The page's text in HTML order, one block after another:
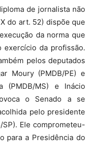
de jornalista não
do art. 52) dispõe que
da norma que
exercício da profissão.
pelos deputados
Moury (PMDB/PE) e
(PMDB/MS) e Inácio
o Senado a se
pelo presidente
SP). Ele comprometeu-
para a Presidência do